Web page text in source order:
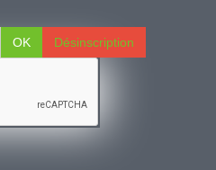
OK Désinscription